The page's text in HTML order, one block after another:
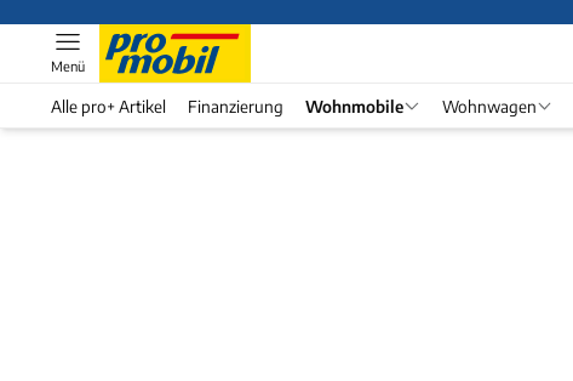
Menü
Alle pro+ Artikel Finanzierung Wohnmobile Wohnwagen